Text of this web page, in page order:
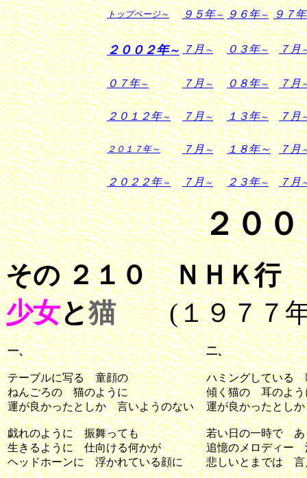
トップページ～ ９５年～ ９６年～ ９７年
２００２年～ ７月～ ０３年～ ７月
０７年～ ７月～ ０８年～ ７月
２０１２年～ ７月～ １３年～ ７月
２０１７年～ ７月～ １８年～ ７月
２０２２年～ ７月～ ２３年～ ７月
２０
その ２１０ ＮＨＫ行
少女と猫(１９７７
一、
テーブルに写る 童顔の
ねんごろの 猫のように
運が良かったとしか 言いようのない
戯れのように 振舞っても
生きるように 仕向ける何かが
ヘッドホーンに 浮かれている顔に
二、
ハミングしている
傾く猫の 耳のよう
運が良かったとし
若い日の一時で あ
追憶のメロディー
悲しいとまでは 言